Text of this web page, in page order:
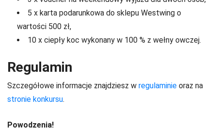
5 x karta podarunkowa do sklepu Westwing o
wartości 500 zł,
10 x ciepły koc wykonany w 100 % z wełny owczej.
Regulamin
Szczegółowe informacje znajdziesz w regulaminie oraz na
stronie konkursu.
Powodzenia!